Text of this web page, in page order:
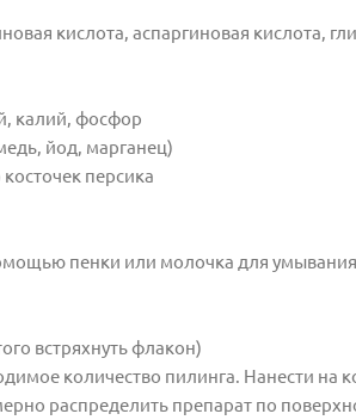
кислота, аспаргиновая кислота,
калий, фосфор
йод, марганец)
персика
пенки или молочка для
встряхнуть флакон)
количество пилинга. Нанести на
распределить препарат по